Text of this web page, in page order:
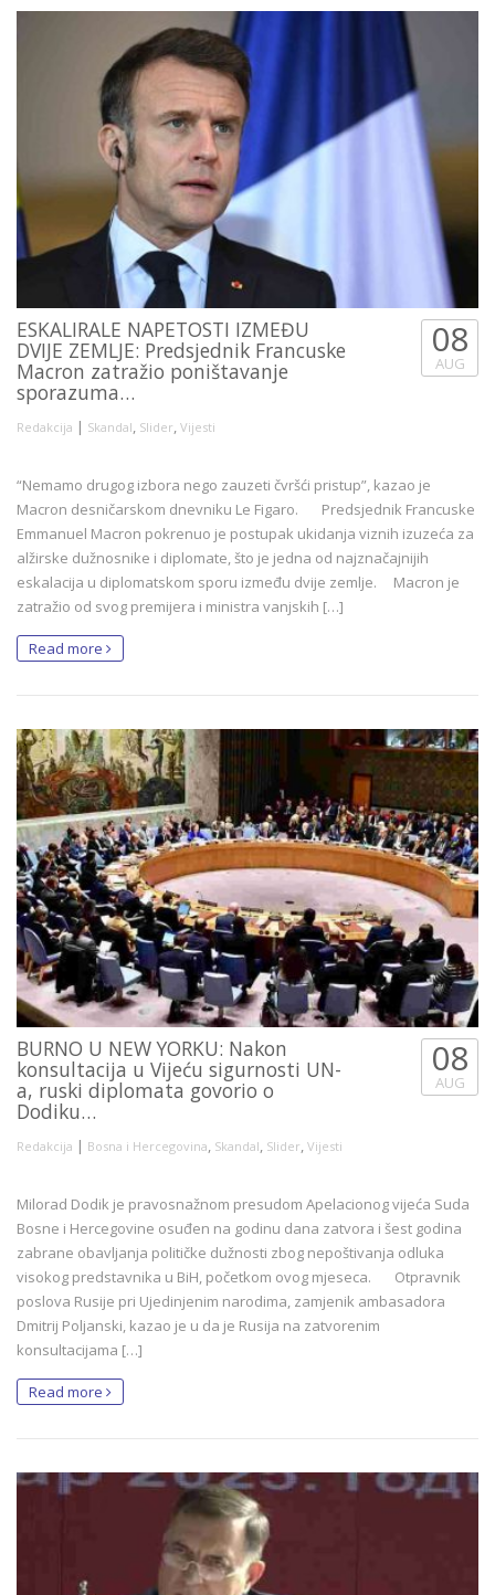
ESKALIRALE NAPETOSTI IZMEĐU
DVIJE ZEMLJE: Predsjednik Francuske
Macron zatražio poništavanje
sporazuma…
Redakcija | Skandal, Slider, Vijesti
08
AUG
“Nemamo drugog izbora nego zauzeti čvršći pristup”, kazao je
Macron desničarskom dnevniku Le Figaro. Predsjednik Francuske
Emmanuel Macron pokrenuo je postupak ukidanja viznih izuzeća za
alžirske dužnosnike i diplomate, što je jedna od najznačajnijih
eskalacija u diplomatskom sporu između dvije zemlje. Macron je
zatražio od svog premijera i ministra vanjskih […]
Read more
BURNO U NEW YORKU: Nakon
konsultacija u Vijeću sigurnosti UN-
a, ruski diplomata govorio o
Dodiku…
Redakcija | Bosna i Hercegovina Skandal Slider Vijesti
08
AUG
Milorad Dodik je pravosnažnom presudom Apelacionog vijeća Suda
Bosne i Hercegovine osuđen na godinu dana zatvora i šest godina
zabrane obavljanja političke dužnosti zbog nepoštivanja odluka
visokog predstavnika u BiH, početkom ovog mjeseca. Otpravnik
poslova Rusije pri Ujedinjenim narodima, zamjenik ambasadora
Dmitrij Poljanski, kazao je u da je Rusija na zatvorenim
konsultacijama […]
Read more